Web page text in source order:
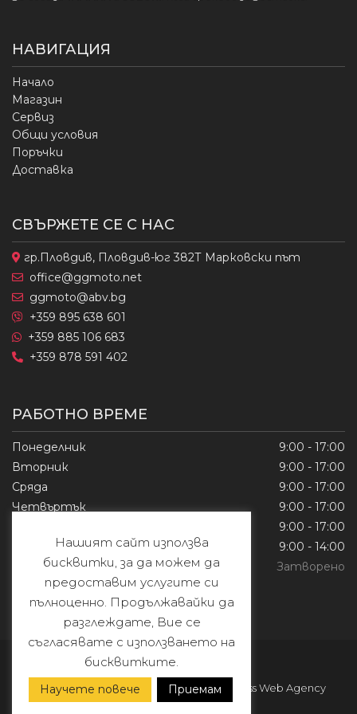
НАВИГАЦИЯ
Начало
Магазин
Сервиз
Общи условия
Поръчки
Доставка
СВЪРЖЕТЕ СЕ С НАС
гр.Пловдив, Пловдив-юг 382Т Марковски път
office@ggmoto.net
ggmoto@abv.bg
+359 895 638 601
+359 885 106 683
+359 878 591 402
РАБОТНО ВРЕМЕ
Понеделник
9:00 - 17:00
Вторник
9:00 - 17:00
Сряда
9:00 - 17:00
Четвъртък
9:00 - 17:00
9:00 - 17:00
Събота
9:00 - 14:00
Неделя
Затворено
© Copyright 2026
Yamaha G&G Moto| Developed byLimitless Web Agency
Нашият сайт използва
бисквитки, за да можем да
предоставим услугите си
пълноценно. Продължавайки да
разглеждате, Вие се
съгласявате с използването на
бисквитките.
Научете повече Приемам